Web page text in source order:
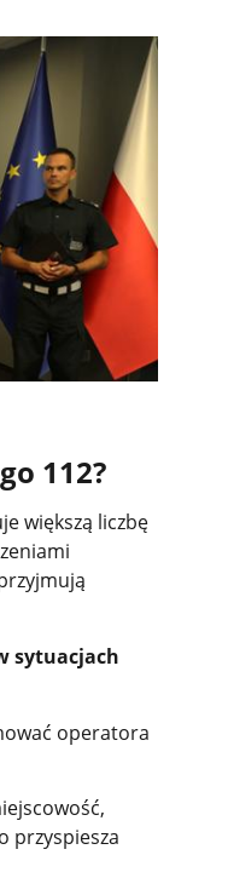
112?
większą liczbę
sytuacjach
operatora
przyspiesza